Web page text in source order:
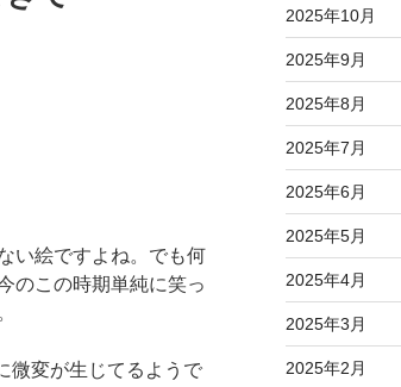
い絵ですよね。でも何
のこの時期単純に笑っ
微変が生じてるようで
2025年10月
2025年9月
2025年8月
2025年7月
2025年6月
2025年5月
2025年4月
2025年3月
2025年2月